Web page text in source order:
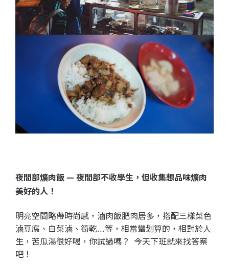
夜間部爌肉飯 — 夜間部不收學生，但收集想品味爌肉
美好的人！
明亮空間略帶時尚感，滷肉飯肥肉居多，搭配三樣菜色
滷豆腐、白菜滷、筍乾...等，相當蠻划算的，相對於人
生，苦瓜湯很好喝，你試過嗎？ 今天下班就來找答案
吧！